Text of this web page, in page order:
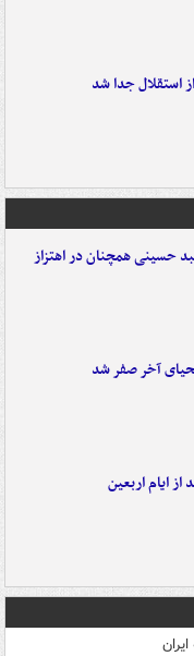
استقلال جدا شد
حسینی همچنان در اهتزاز
آخر صفر شد
ایام اربعین